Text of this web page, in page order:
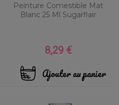
Peinture Comestible Mat
Blanc 25 Ml Sugarflair
Prix
8,29 €
Ajouter au panier